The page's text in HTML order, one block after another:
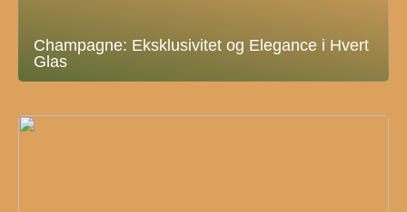
Champagne: Eksklusivitet og Elegance i Hvert
Glas